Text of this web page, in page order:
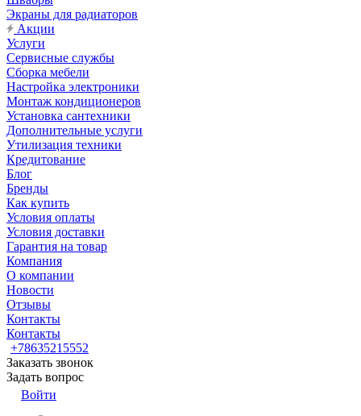
Экраны для радиаторов
Акции
Услуги
Сервисные службы
Сборка мебели
Настройка электроники
Монтаж кондиционеров
Установка сантехники
Дополнительные услуги
Утилизация техники
Кредитование
Блог
Бренды
Как купить
Условия оплаты
Условия доставки
Гарантия на товар
Компания
О компании
Новости
Отзывы
Контакты
Контакты
+78635215552
Заказать звонок
Задать вопрос
Войти